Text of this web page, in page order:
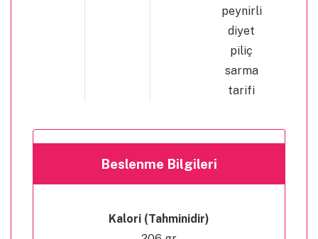
peynirli
diyet
piliç
sarma
tarifi
Beslenme Bilgileri
Kalori (Tahminidir)